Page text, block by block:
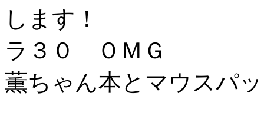
します！
ラ３０ ＯＭＧ
薫ちゃん本とマウスパ